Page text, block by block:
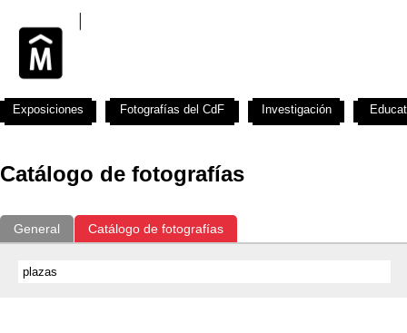
Catálogo de fotografías
General Catálogo de fotografías
Exposiciones Fotografías del CdF Investigación